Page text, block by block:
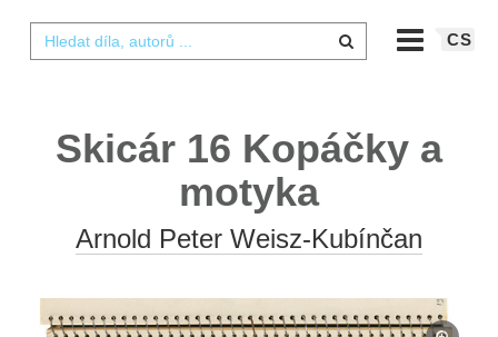
CS
Skicár 16 Kopáčky a
motyka
Arnold Peter Weisz-Kubínčan